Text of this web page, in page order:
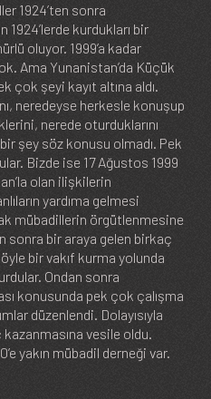
1924’ten sonra
kurdukları bir
oluyor. 1999’a kadar
Ama Yunanistan’da Küçük
çok şeyi kayıt altına aldı.
neredeyse herkesle konuşup
nerede oturduklarını
şey söz konusu olmadı. Pek
Bizde ise 17 Ağustos 1999
olan ilişkilerin
yardıma gelmesi
mübadillerin örgütlenmesine
sonra bir araya gelen birkaç
bir vakıf kurma yolunda
Ondan sonra
konusunda pek çok çalışma
düzenlendi. Dolayısıyla
vesile oldu.
yakın mübadil derneği var.